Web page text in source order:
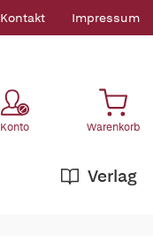
Kontakt Impressum
Konto Warenkorb
Verlag